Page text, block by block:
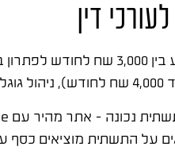
דין
הכוללת
על התשתית מוציאים